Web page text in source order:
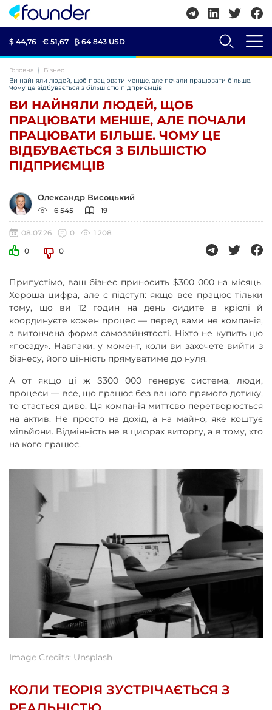
$ 44,76 € 51,67 ₿ 64 843 USD
Головна
Бізнес
Ви найняли людей, щоб працювати менше, але почали працювати більше.
Чому це відбувається з більшістю підприємців
ВИ НАЙНЯЛИ ЛЮДЕЙ, ЩОБ
ПРАЦЮВАТИ МЕНШЕ, АЛЕ ПОЧАЛИ
ПРАЦЮВАТИ БІЛЬШЕ. ЧОМУ ЦЕ
ВІДБУВАЄТЬСЯ З БІЛЬШІСТЮ
ПІДПРИЄМЦІВ
Олександр Висоцький
6 545 19
08.07.26 0
1 208
0
0
Припустімо, ваш бізнес приносить $300 000 на місяць.
Хороша цифра, але є підступ: якщо все працює тільки
тому, що ви 12 годин на день сидите в кріслі й
координуєте кожен процес — перед вами не компанія,
а витончена форма самозайнятості. Ніхто не купить цю
«посаду». Навпаки, у момент, коли ви захочете вийти з
бізнесу, його цінність прямуватиме до нуля.
А от якщо ці ж $300 000 генерує система, люди,
процеси — все, що працює без вашого прямого дотику,
то стається диво. Ця компанія миттєво перетворюється
на актив. Не просто на дохід, а на майно, яке коштує
мільйони. Відмінність не в цифрах виторгу, а в тому, хто
на кого працює.
Image Credits: Unsplash
КОЛИ ТЕОРІЯ ЗУСТРІЧАЄТЬСЯ З